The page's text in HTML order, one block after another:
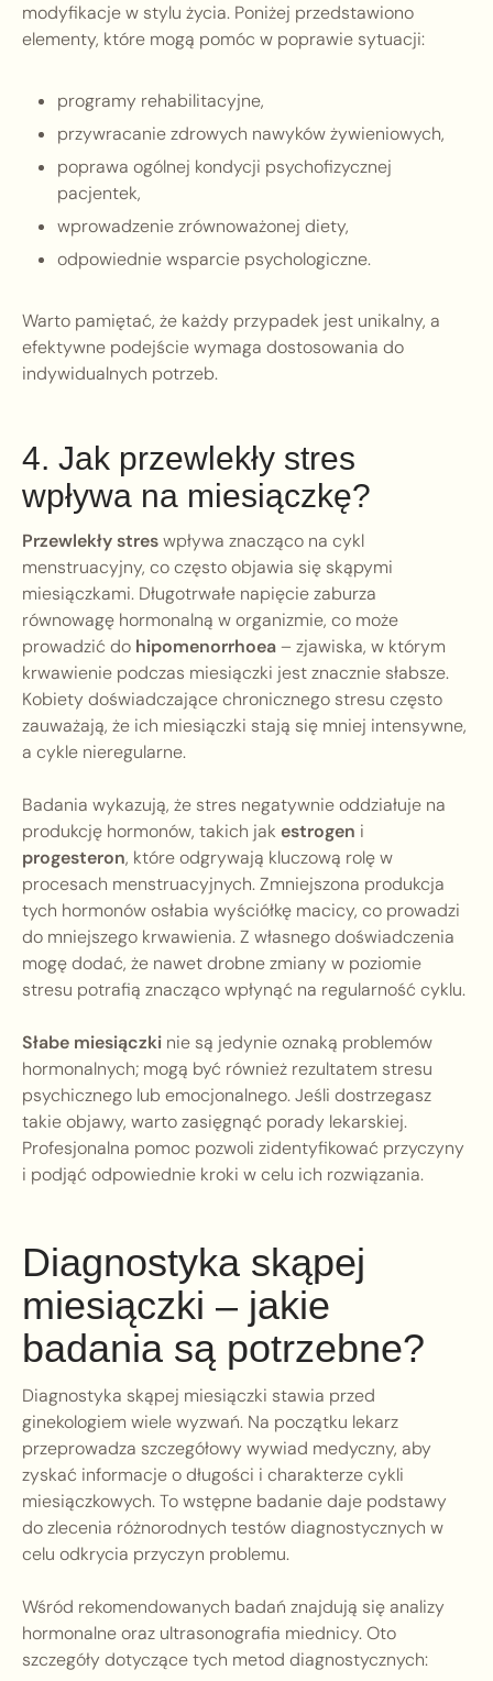
modyfikacje w stylu życia. Poniżej przedstawiono
elementy, które mogą pomóc w poprawie sytuacji:
programy rehabilitacyjne,
przywracanie zdrowych nawyków żywieniowych,
poprawa ogólnej kondycji psychofizycznej
pacjentek,
wprowadzenie zrównoważonej diety,
odpowiednie wsparcie psychologiczne.
Warto pamiętać, że każdy przypadek jest unikalny, a
efektywne podejście wymaga dostosowania do
indywidualnych potrzeb.
4. Jak przewlekły stres
wpływa na miesiączkę?
Przewlekły streswpływa znacząco na cykl
menstruacyjny, co często objawia się skąpymi
miesiączkami. Długotrwałe napięcie zaburza
równowagę hormonalną w organizmie, co może
prowadzić do hipomenorrhoea– zjawiska, w którym
krwawienie podczas miesiączki jest znacznie słabsze.
Kobiety doświadczające chronicznego stresu często
zauważają, że ich miesiączki stają się mniej intensywne,
a cykle nieregularne.
Badania wykazują, że stres negatywnie oddziałuje na
produkcję hormonów, takich jak estrogen i
progesteron, które odgrywają kluczową rolę w
procesach menstruacyjnych. Zmniejszona produkcja
tych hormonów osłabia wyściółkę macicy, co prowadzi
do mniejszego krwawienia. Z własnego doświadczenia
mogę dodać, że nawet drobne zmiany w poziomie
stresu potrafią znacząco wpłynąć na regularność cyklu.
Słabe miesiączki nie są jedynie oznaką problemów
hormonalnych; mogą być również rezultatem stresu
psychicznego lub emocjonalnego. Jeśli dostrzegasz
takie objawy, warto zasięgnąć porady lekarskiej.
Profesjonalna pomoc pozwoli zidentyfikować przyczyny
i podjąć odpowiednie kroki w celu ich rozwiązania.
Diagnostyka skąpej
miesiączki – jakie
badania są potrzebne?
Diagnostyka skąpej miesiączki stawia przed
ginekologiem wiele wyzwań. Na początku lekarz
przeprowadza szczegółowy wywiad medyczny, aby
zyskać informacje o długości i charakterze cykli
miesiączkowych. To wstępne badanie daje podstawy
do zlecenia różnorodnych testów diagnostycznych w
celu odkrycia przyczyn problemu.
Wśród rekomendowanych badań znajdują się analizy
hormonalne oraz ultrasonografia miednicy. Oto
szczegóły dotyczące tych metod diagnostycznych: